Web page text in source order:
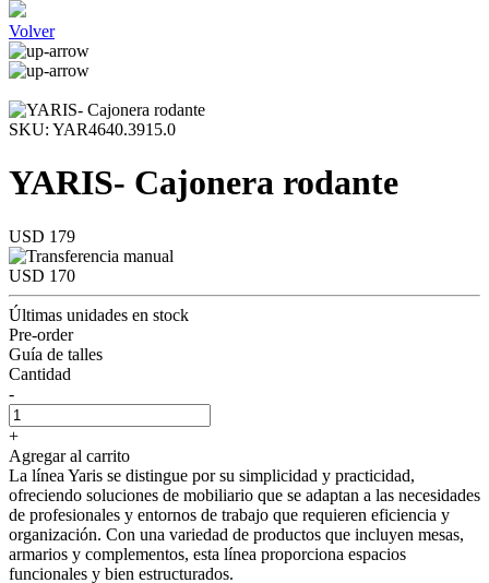
Volver
SKU: YAR4640.3915.0
YARIS- Cajonera rodante
USD 179
USD 170
Últimas unidades en stock
Pre-order
Guía de talles
Cantidad
-
+
Agregar al carrito
La línea Yaris se distingue por su simplicidad y practicidad,
ofreciendo soluciones de mobiliario que se adaptan a las necesidades
de profesionales y entornos de trabajo que requieren eficiencia y
organización. Con una variedad de productos que incluyen mesas,
armarios y complementos, esta línea proporciona espacios
funcionales y bien estructurados.